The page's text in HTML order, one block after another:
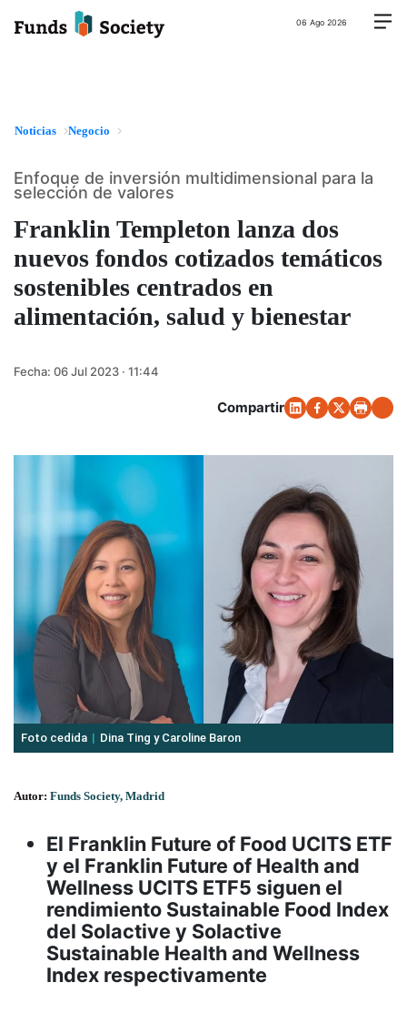
06 Ago 2026
Noticias Negocio
Franklin Templeton lanza dos
nuevos fondos cotizados temáticos
sostenibles centrados en
alimentación, salud y bienestar
Enfoque de inversión multidimensional para la
selección de valores
Fecha: 06 Jul 2023 · 11:44
Compartir
Foto cedida Dina Ting y Caroline Baron
Autor: Funds Society, Madrid
El Franklin Future of Food UCITS ETF
y el Franklin Future of Health and
Wellness UCITS ETF5 siguen el
rendimiento Sustainable Food Index
del Solactive y Solactive
Sustainable Health and Wellness
Index respectivamente